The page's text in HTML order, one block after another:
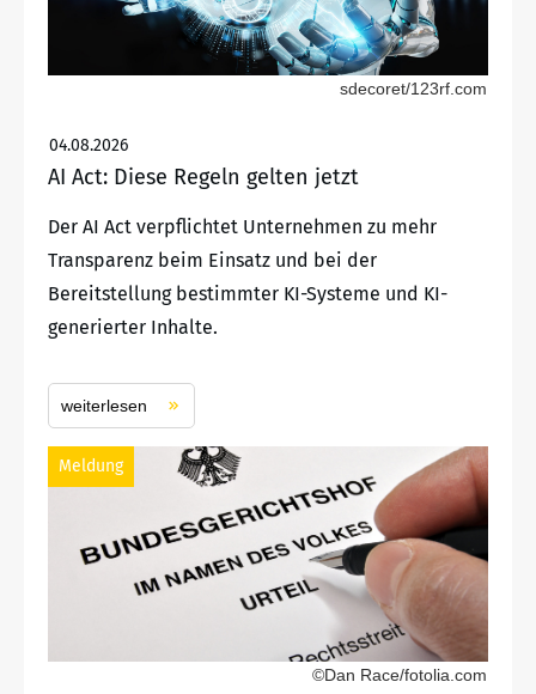
sdecoret/123rf.com
04.08.2026
AI Act: Diese Regeln gelten jetzt
Der AI Act verpflichtet Unternehmen zu mehr
Transparenz beim Einsatz und bei der
Bereitstellung bestimmter KI-Systeme und KI-
generierter Inhalte.
weiterlesen
Meldung
©Dan Race/fotolia.com